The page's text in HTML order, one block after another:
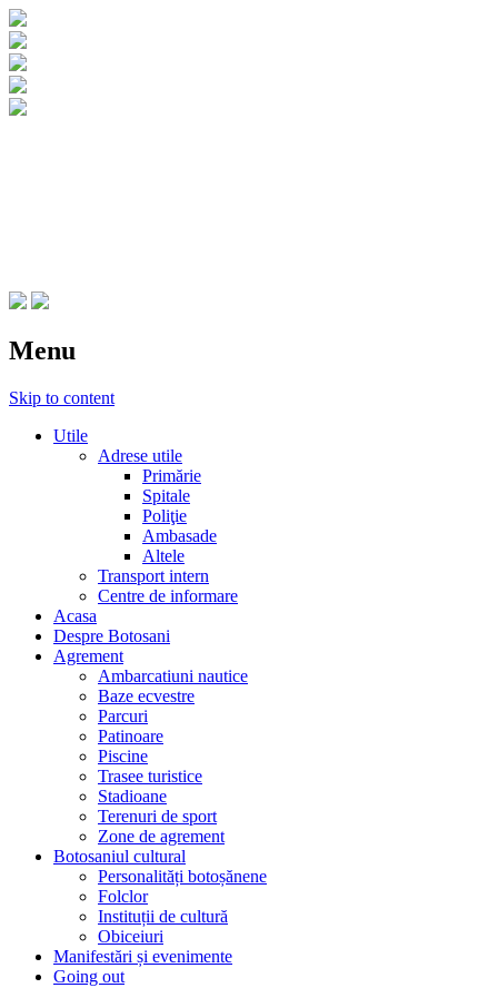
Menu
Skip to content
Utile
Adrese utile
Primărie
Spitale
Poliţie
Ambasade
Altele
Transport intern
Centre de informare
Acasa
Despre Botosani
Agrement
Ambarcatiuni nautice
Baze ecvestre
Parcuri
Patinoare
Piscine
Trasee turistice
Stadioane
Terenuri de sport
Zone de agrement
Botosaniul cultural
Personalități botoșănene
Folclor
Instituții de cultură
Obiceiuri
Manifestări și evenimente
Going out